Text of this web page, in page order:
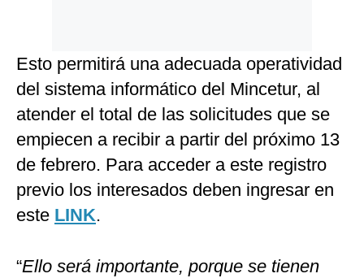
Esto permitirá una adecuada operatividad
del sistema informático del Mincetur, al
atender el total de las solicitudes que se
empiecen a recibir a partir del próximo 13
de febrero. Para acceder a este registro
previo los interesados deben ingresar en
este LINK.
“Ello será importante, porque se tienen